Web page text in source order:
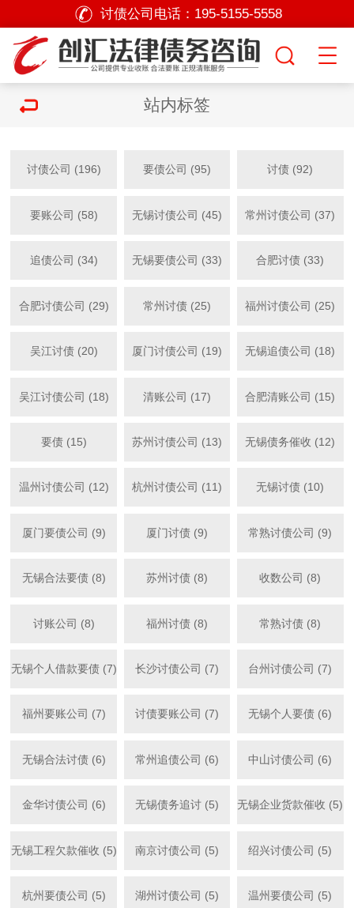
讨债公司电话： 195-5155-5558
站内标签
讨债公司 (196) 要债公司 (95) 讨债 (92)
要账公司 (58) 无锡讨债公司 (45) 常州讨债公司 (37)
追债公司 (34) 无锡要债公司 (33) 合肥讨债 (33)
合肥讨债公司 (29) 常州讨债 (25) 福州讨债公司 (25)
吴江讨债 (20) 厦门讨债公司 (19) 无锡追债公司 (18)
吴江讨债公司 (18) 清账公司 (17) 合肥清账公司 (15)
要债 (15) 苏州讨债公司 (13) 无锡债务催收 (12)
温州讨债公司 (12) 杭州讨债公司 (11) 无锡讨债 (10)
厦门要债公司 (9) 厦门讨债 (9) 常熟讨债公司 (9)
无锡合法要债 (8) 苏州讨债 (8) 收数公司 (8)
讨账公司 (8) 福州讨债 (8) 常熟讨债 (8)
无锡个人借款要债 (7) 长沙讨债公司 (7) 台州讨债公司 (7)
福州要账公司 (7) 讨债要账公司 (7) 无锡个人要债 (6)
无锡合法讨债 (6) 常州追债公司 (6) 中山讨债公司 (6)
金华讨债公司 (6) 无锡债务追讨 (5) 无锡企业货款催收 (5)
无锡工程欠款催收 (5) 南京讨债公司 (5) 绍兴讨债公司 (5)
杭州要债公司 (5) 湖州讨债公司 (5) 温州要债公司 (5)